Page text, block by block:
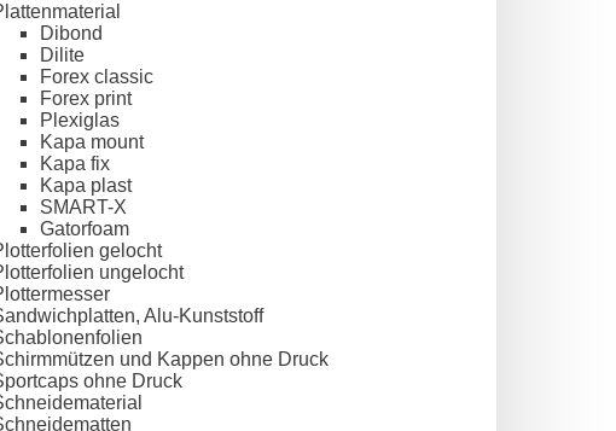
Dibond
Dilite
Forex classic
Forex print
Plexiglas
Kapa mount
Kapa fix
Kapa plast
SMART-X
Gatorfoam
gelocht
ungelocht
Alu-Kunststoff
und Kappen ohne Druck
ohne Druck